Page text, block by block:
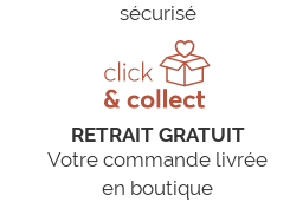
sécurisé
RETRAIT GRATUIT
Votre commande livrée
en boutique